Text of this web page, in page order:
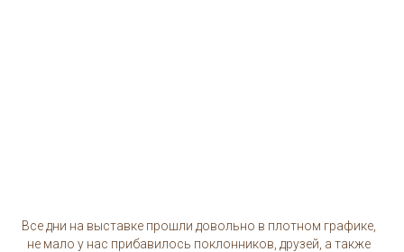
Все дни на выставке прошли довольно в плотном графике,
не мало у нас прибавилось поклонников, друзей, а также